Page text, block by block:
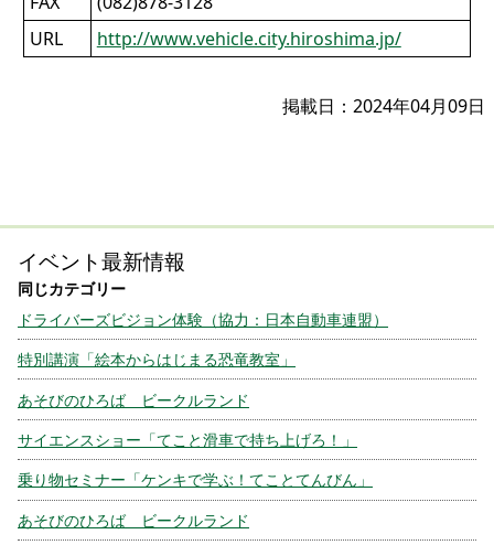
URL
http://www.vehicle.city.hiroshima.jp/
掲載日：2024年04月09日
イベント最新情報
ドライバーズビジョン体験（協力：日本自動車連盟）
特別講演「絵本からはじまる恐竜教室」
あそびのひろば ビークルランド
サイエンスショー「てこと滑車で持ち上げろ！」
乗り物セミナー「ケンキで学ぶ！てことてんびん」
あそびのひろば ビークルランド